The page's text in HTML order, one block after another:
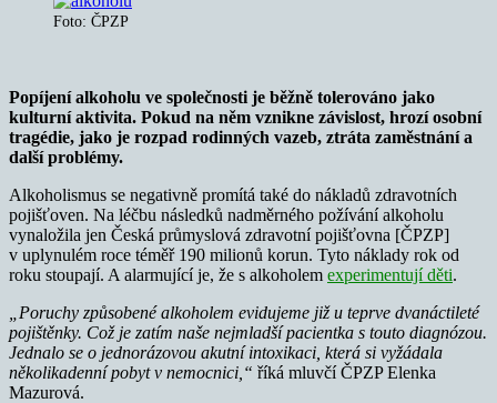
Foto: ČPZP
Popíjení alkoholu ve společnosti je běžně tolerováno jako
kulturní aktivita. Pokud na něm vznikne závislost, hrozí osobní
tragédie, jako je rozpad rodinných vazeb, ztráta zaměstnání a
další problémy.
Alkoholismus se negativně promítá také do nákladů zdravotních
pojišťoven. Na léčbu následků nadměrného požívání alkoholu
vynaložila jen Česká průmyslová zdravotní pojišťovna [ČPZP]
v uplynulém roce téměř 190 milionů korun. Tyto náklady rok od
roku stoupají. A alarmující je, že s alkoholem experimentují děti.
„Poruchy způsobené alkoholem evidujeme již u teprve dvanáctileté
pojištěnky. Což je zatím naše nejmladší pacientka s touto diagnózou.
Jednalo se o jednorázovou akutní intoxikaci, která si vyžádala
několikadenní pobyt v nemocnici,“ říká mluvčí ČPZP Elenka
Mazurová.